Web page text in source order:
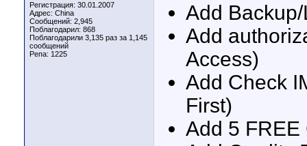
Регистрация: 30.01.2007
Адрес: China
Сообщений: 2,945
Поблагодарил: 868
Поблагодарили 3,135 раз за 1,145
сообщений
Репа: 1225
Add
Add
Access)
Add Check
First)
Add 5 FREE